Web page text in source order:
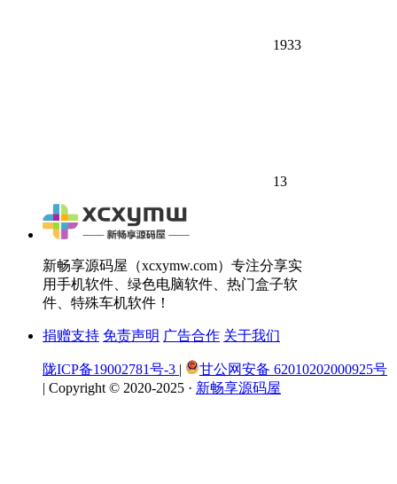
1933
13
新畅享源码屋（xcxymw.com）专注分享实
用手机软件、绿色电脑软件、热门盒子软
件、特殊车机软件！
捐赠支持 免责声明 广告合作 关于我们
陇ICP备19002781号-3 |
甘公网安备 62010202000925号
| Copyright © 2020-2025 · 新畅享源码屋